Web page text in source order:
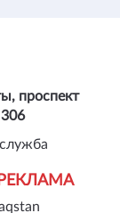
РЕКЛАМА
проспект